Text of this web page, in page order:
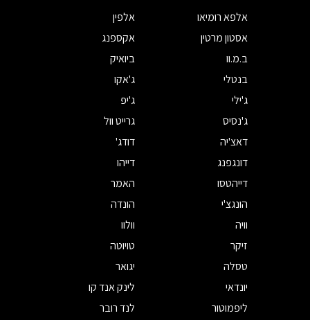
אלפא רומיאו
אלפין
אסטון מרטין
אקספנג
ב.מ.וו
ביואיק
בנטלי
ג'אקו
ג'ילי
ג'יפ
ג'נסיס
גרייט וול
דאצ'יה
דודג'
דונגפנג
דייהו
דייהטסו
האמר
הונגצ'י
הונדה
וויה
וולוו
זיקר
טויוטה
טסלה
יגואר
יונדאי
לינק אנד קו
ליפמוטור
לנד רובר